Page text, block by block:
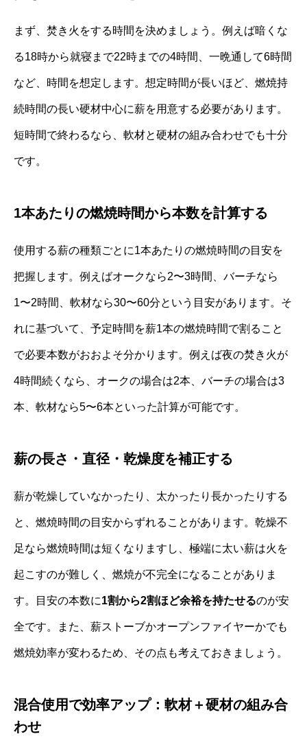
まず、焚き火をする時間を決めましょう。例えば暗くな
る18時から就寝まで22時までの4時間、一晩通して6時間
など、時間を想定します。想定時間が長いほど、燃焼持
続時間の長い硬材中心に薪を用意する必要があります。
短時間で終わるなら、軟材と硬材の組み合わせでも十分
です。
1本あたりの燃焼時間から本数を計算する
使用する薪の種類ごとに1本あたりの燃焼時間の目安を
把握します。例えばオークなら2〜3時間、バーチなら
1〜2時間、軟材なら30〜60分という目安があります。そ
れに基づいて、予定時間を薪1本の燃焼時間で割ること
で必要本数がおおよそ分かります。例えば夜の焚き火が
4時間続くなら、オークの場合は2本、バーチの場合は3
本、軟材なら5〜6本といった計算が可能です。
薪の長さ・直径・乾燥度を補正する
薪が乾燥していなかったり、太かったり長かったりする
と、燃焼時間の目安からずれることがあります。乾燥不
足なら燃焼時間は短くなりますし、極端に太い薪は火を
起こすのが難しく、燃焼が不完全になることがありま
す。目安の本数に1割から2割ほど余裕を持たせるのが安
全です。また、薪ストーブかオープンファイヤーかでも
燃焼効率が変わるため、その点も考えておきましょう。
混合使用で効率アップ：軟材＋硬材の組み合
わせ